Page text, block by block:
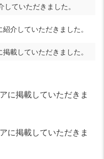
ていただきました。
介していただきました。
載していただきました。
に掲載していただきま
に掲載していただきま